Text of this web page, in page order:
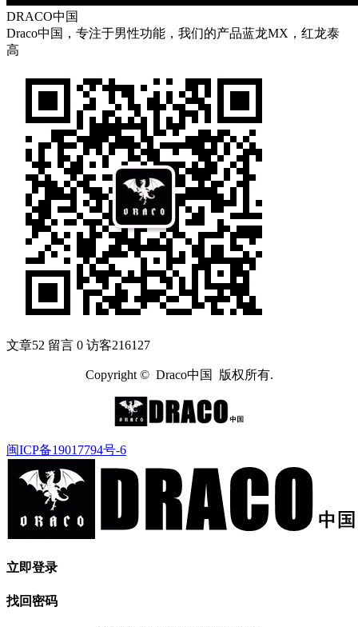
DRACO中国
Draco中国，专注于男性功能，我们的产品蓝龙MX，红龙泰
高
文章52 留言 0 访客216127
Copyright © Draco中国 版权所有.
闽ICP备19017794号-6
立即登录
找回密码